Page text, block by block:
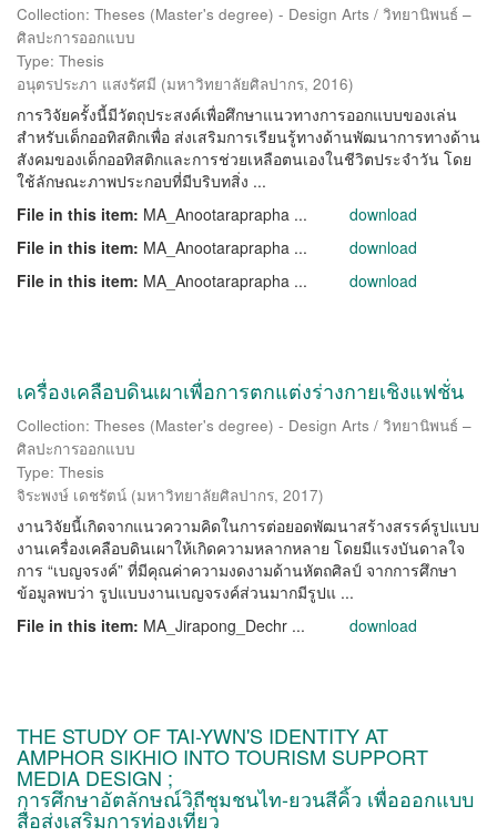
Collection: Theses (Master's degree) - Design Arts / วิทยานิพนธ์ –
ศิลปะการออกแบบ
Type: Thesis
อนุตรประภา แสงรัศมี (มหาวิทยาลัยศิลปากร, 2016)
การวิจัยครั้งนี้มีวัตถุประสงค์เพื่อศึกษาแนวทางการออกแบบของเล่น
สำหรับเด็กออทิสติกเพื่อ ส่งเสริมการเรียนรู้ทางด้านพัฒนาการทางด้าน
สังคมของเด็กออทิสติกและการช่วยเหลือตนเองในชีวิตประจำวัน โดย
ใช้ลักษณะภาพประกอบที่มีบริบทสิ่ง ...
File in this item: MA_Anootaraprapha ...
download
File in this item: MA_Anootaraprapha ...
download
File in this item: MA_Anootaraprapha ... download
เครื่องเคลือบดินเผาเพื่อการตกแต่งร่างกายเชิงแฟชั่น
Collection: Theses (Master's degree) - Design Arts / วิทยานิพนธ์ –
ศิลปะการออกแบบ
Type: Thesis
จิระพงษ์ เดชรัตน์ (มหาวิทยาลัยศิลปากร, 2017)
งานวิจัยนี้เกิดจากแนวความคิดในการต่อยอดพัฒนาสร้างสรรค์รูปแบบ
งานเครื่องเคลือบดินเผาให้เกิดความหลากหลาย โดยมีแรงบันดาลใจ
การ “เบญจรงค์” ที่มีคุณค่าความงดงามด้านหัตถศิลป์ จากการศึกษา
ข้อมูลพบว่า รูปแบบงานเบญจรงค์ส่วนมากมีรูปแ ...
File in this item: MA_Jirapong_Dechr ... download
THE STUDY OF TAI-YWN'S IDENTITY AT
AMPHOR SIKHIO INTO TOURISM SUPPORT
MEDIA DESIGN ;
การศึกษาอัตลักษณ์วิถีชุมชนไท-ยวนสีคิ้ว เพื่อออกแบบ
สื่อส่งเสริมการท่องเที่ยว